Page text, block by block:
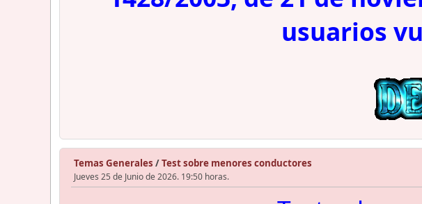
usuarios
Temas Generales /Test sobre menores conductores
Jueves 25 de Junio de 2026. 19:50 horas.